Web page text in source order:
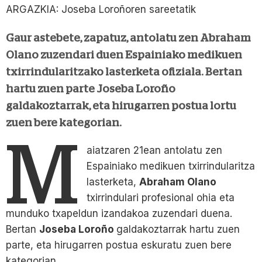
ARGAZKIA: Joseba Loroñoren sareetatik
Gaur astebete, zapatuz, antolatu zen Abraham
Olano zuzendari duen Espainiako medikuen
txirrindularitzako lasterketa ofiziala. Bertan
hartu zuen parte Joseba Loroño
galdakoztarrak, eta hirugarren postua lortu
zuen bere kategorian.
M
aiatzaren 21ean antolatu zen
Espainiako medikuen txirrindularitza
lasterketa,Abraham Olano
txirrindulari profesional ohia eta
munduko txapeldun izandakoa zuzendari duena.
Bertan Joseba Loroño galdakoztarrak hartu zuen
parte, eta hirugarren postua eskuratu zuen bere